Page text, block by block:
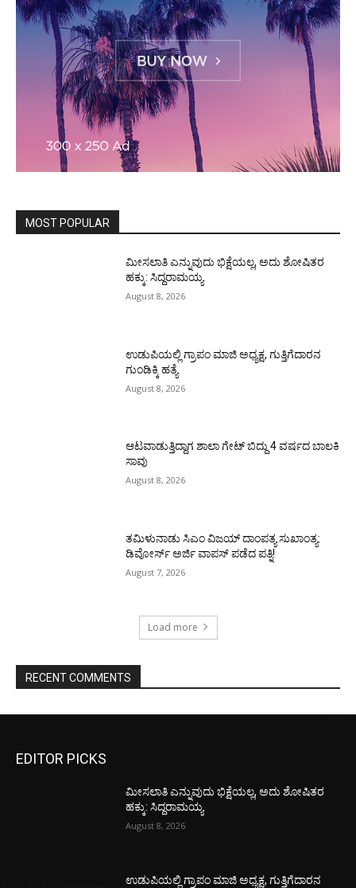
MOST POPULAR
ಮೀಸಲಾತಿ ಎನ್ನುವುದು ಭಿಕ್ಷೆಯಲ್ಲ, ಅದು ಶೋಷಿತರ
ಹಕ್ಕು: ಸಿದ್ದರಾಮಯ್ಯ
August 8, 2026
ಉಡುಪಿಯಲ್ಲಿ ಗ್ರಾಪಂ ಮಾಜಿ ಅಧ್ಯಕ್ಷ, ಗುತ್ತಿಗೆದಾರನ
ಗುಂಡಿಕ್ಕಿ ಹತ್ಯೆ
August 8, 2026
ಆಟವಾಡುತ್ತಿದ್ದಾಗ ಶಾಲಾ ಗೇಟ್‌ ಬಿದ್ದು 4 ವರ್ಷದ ಬಾಲಕಿ
ಸಾವು
August 8, 2026
ತಮಿಳುನಾಡು ಸಿಎಂ ವಿಜಯ್‌ ದಾಂಪತ್ಯ ಸುಖಾಂತ್ಯ:
ಡಿವೋರ್ಸ್‌ ಅರ್ಜಿ ವಾಪಸ್‌ ಪಡೆದ ಪತ್ನಿ!
August 7, 2026
Load more
RECENT COMMENTS
EDITOR PICKS
ಮೀಸಲಾತಿ ಎನ್ನುವುದು ಭಿಕ್ಷೆಯಲ್ಲ, ಅದು ಶೋಷಿತರ
ಹಕ್ಕು: ಸಿದ್ದರಾಮಯ್ಯ
August 8, 2026
ಉಡುಪಿಯಲ್ಲಿ ಗ್ರಾಪಂ ಮಾಜಿ ಅಧ್ಯಕ್ಷ, ಗುತ್ತಿಗೆದಾರನ